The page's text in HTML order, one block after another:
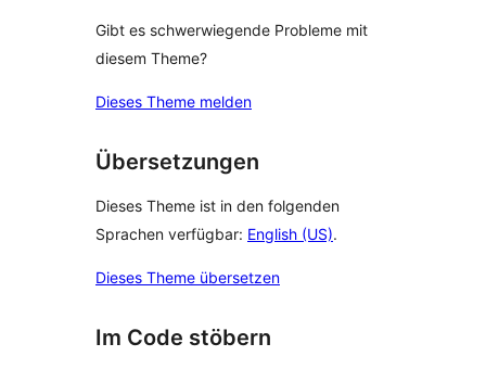
Gibt es schwerwiegende Probleme mit
diesem Theme?
Dieses Theme melden
Übersetzungen
Dieses Theme ist in den folgenden
Sprachen verfügbar: English (US).
Dieses Theme übersetzen
Im Code stöbern